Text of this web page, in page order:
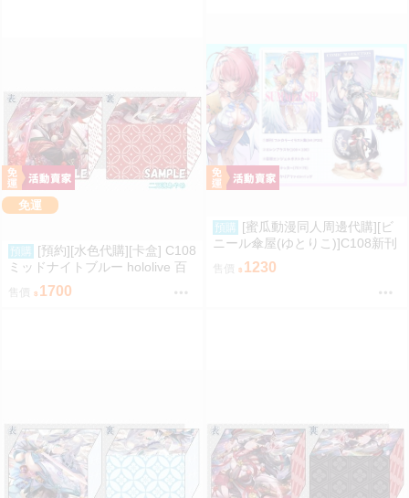
免運
預購
[預約][水色代購][卡盒] C108
ミッドナイトブルー hololive 百
鬼あやめ
售價 1700
預購
[蜜瓜動漫同人周邊代購][ビ
ニール傘屋(ゆとりこ)]C108新刊
セット【ビニール傘屋】(絕區零)
(同人誌)
售價 1230